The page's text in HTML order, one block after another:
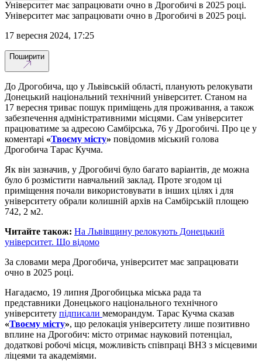
Університет має запрацювати очно в Дрогобичі в 2025 році.
Університет має запрацювати очно в Дрогобичі в 2025 році.
17 вересня 2024, 17:25
Поширити
До Дрогобича, що у Львівській області, планують релокувати
Донецький національний технічний університет. Станом на
17 вересня триває пошук приміщень для проживання, а також
забезпечення адміністративними місцями. Сам університет
працюватиме за адресою Самбірська, 76 у Дрогобичі. Про це у
коментарі «Твоєму місту» повідомив міський голова
Дрогобича Тарас Кучма.
Як він зазначив, у Дрогобичі було багато варіантів, де можна
було б розмістити навчальний заклад. Проте згодом ці
приміщення почали використовувати в інших цілях і для
університету обрали колишній архів на Самбірській площею
742, 2 м2.
Читайте також: На Львівщину релокують Донецький
університет. Що відомо
За словами мера Дрогобича, університет має запрацювати
очно в 2025 році.
Нагадаємо, 19 липня Дрогобицька міська рада та
представники Донецького національного технічного
університету підписали меморандум. Тарас Кучма сказав
«Твоєму місту», що релокація університету лише позитивно
вплине на Дрогобич: місто отримає науковий потенціал,
додаткові робочі місця, можливість співпраці ВНЗ з місцевими
ліцеями та академіями.